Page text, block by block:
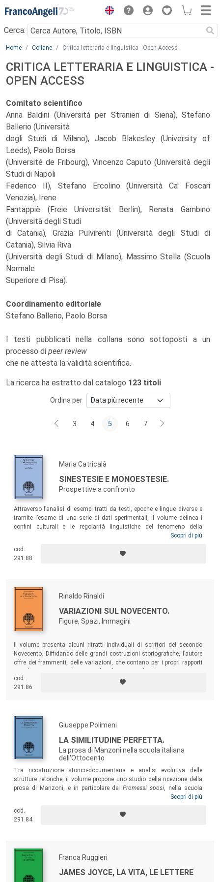
Menu
Cerca:
Main content
Home Collane Critica letteraria e linguistica - Open Access
CRITICA LETTERARIA E LINGUISTICA -
OPEN ACCESS
Comitato scientifico
Anna Baldini (Università per Stranieri di Siena), Stefano
Ballerio (Università
degli Studi di Milano), Jacob Blakesley (University of
Leeds), Paolo Borsa
(Université de Fribourg), Vincenzo Caputo (Università degli
Studi di Napoli
Federico II), Stefano Ercolino (Università Ca' Foscari
Venezia), Irene
Fantappiè (Freie Universität Berlin), Renata Gambino
(Università degli Studi
di Catania), Grazia Pulvirenti (Università degli Studi di
Catania), Silvia Riva
(Università degli Studi di Milano), Massimo Stella (Scuola
Normale
Superiore di Pisa).
Coordinamento editoriale
Stefano Ballerio, Paolo Borsa
I testi pubblicati nella collana sono sottoposti a un
processo di peer review
che ne attesta la validità scientifica.
La ricerca ha estratto dal catalogo 123 titoli
Ordina per
3 4 5 6 7
Maria Catricalà
SINESTESIE E MONOESTESIE.
Prospettive a confronto
Attraverso l’analisi di esempi tratti da testi, epoche e lingue diverse e
tramite l’esame di una serie di dati sperimentali, il volume delinea i
confini culturali e le regolarità linguistiche del fenomeno della
sinestesia. Il risultato è una sorta di grammatica della sinestesia, che
straordinaria capacità conoscitiva delle mappe concettuali e la
potenza comunicativa delle strategie retoriche.
Scopri di più
cod.
291.88
Rinaldo Rinaldi
VARIAZIONI SUL NOVECENTO.
Figure, Spazi, Immagini
Il volume presenta alcuni ritratti individuali di scrittori del secondo
Novecento. Diffidando delle grandi costruzioni storiografiche, l’autore
offre dei frammenti, delle variazioni, che contano per i propri rapporti
suggeriscono gli esercizi al centro del volume.
cod.
291.86
Giuseppe Polimeni
LA SIMILITUDINE PERFETTA.
La prosa di Manzoni nella scuola italiana
dell'Ottocento
Tra ricostruzione storico-documentaria e analisi evolutiva delle
strutture retoriche, il volume propone uno studio della ricezione della
prosa di Manzoni, e in particolare deiPromessi sposi , nella scuola
italiana dell’Ottocento. Ne risulta un contributo che considera come il
grammatiche e nei compendi storici, fino a essere assunto nella
programmazione ufficiale dai decreti ministeriali.
Scopri di più
cod.
291.84
Franca Ruggieri
JAMES JOYCE, LA VITA, LE LETTERE